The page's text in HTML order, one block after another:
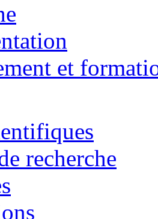
et
recherche